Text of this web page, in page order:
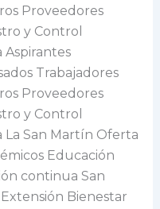
Proveedores
y Control
Aspirantes
Trabajadores
Proveedores
y Control
La San Martín Oferta
Educación
continua San
Bienestar